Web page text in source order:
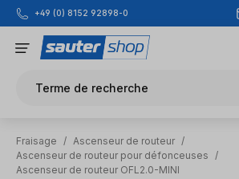
Passer au contenu principal
+49 (0) 8152 92898-0
Terme de recherche
Fraisage / Ascenseur de routeur /
Ascenseur de routeur pour défonceuses
/
Ascenseur de routeur OFL2.0-MINI